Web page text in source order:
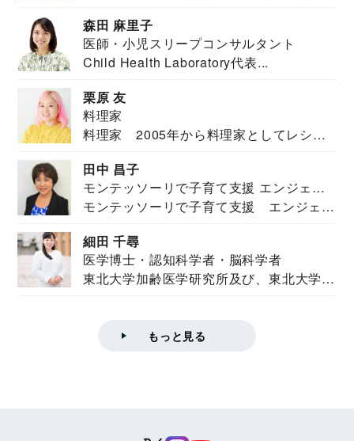
森田 麻里子
医師・小児スリープコンサルタント
Child Health Laboratory代表...
栗原 友
料理家
料理家 2005年から料理家としてレシピ
田中 昌子
モンテッソーリで子育て支援 エンジェル
ズハウス研究所所長
モンテッソーリで子育て支援 エンジェル
細田 千尋
医学博士・認知科学者・脳科学者
東北大学加齢医学研究所及び、東北大学大
もっと見る